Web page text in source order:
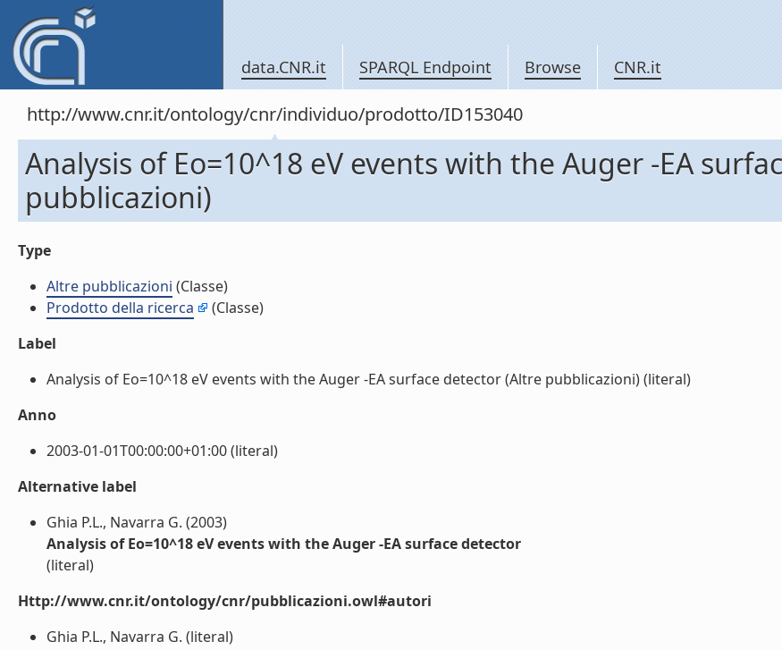
data.CNR.it SPARQL Endpoint Browse CNR.it
http://www.cnr.it/ontology/cnr/individuo/prodotto/ID153040
Analysis of Eo=10^18 eV events with the Auger -EA
pubblicazioni)
Type
Altre pubblicazioni (Classe)
Prodotto della ricerca
(Classe)
Label
Analysis of Eo=10^18 eV events with the Auger -EA surface detector (Altre pubblicazioni) (literal)
Anno
2003-01-01T00:00:00+01:00 (literal)
Alternative label
Ghia P.L., Navarra G. (2003)
Analysis of Eo=10^18 eV events with the Auger -EA surface detector
(literal)
Http://www.cnr.it/ontology/cnr/pubblicazioni.owl#autori
Ghia P.L., Navarra G. (literal)